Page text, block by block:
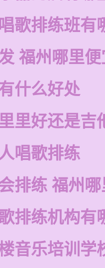
歌排练班有
福州哪里便
什么好处
里好还是吉
唱歌排练
排练 福州
排练机构有
音乐培训学